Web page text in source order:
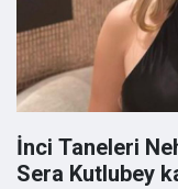
İnci Taneleri
Sera Kutlubey